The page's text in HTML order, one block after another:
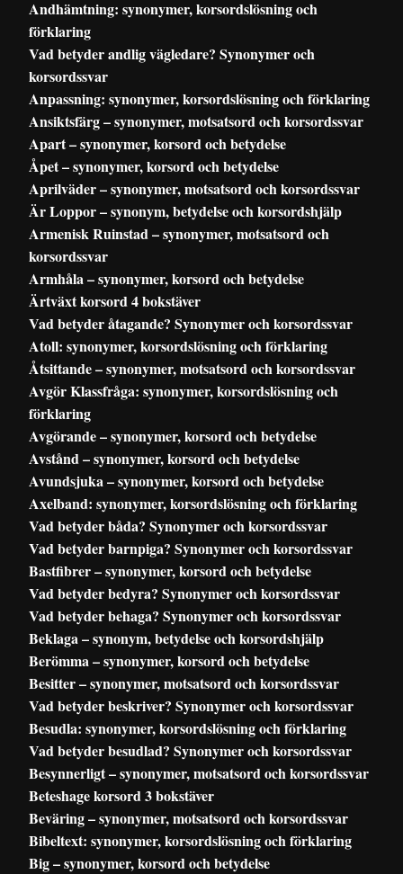
Andhämtning: synonymer, korsordslösning och
förklaring
Vad betyder andlig vägledare? Synonymer och
korsordssvar
Anpassning: synonymer, korsordslösning och förklaring
Ansiktsfärg – synonymer, motsatsord och korsordssvar
Apart – synonymer, korsord och betydelse
Åpet – synonymer, korsord och betydelse
Aprilväder – synonymer, motsatsord och korsordssvar
Är Loppor – synonym, betydelse och korsordshjälp
Armenisk Ruinstad – synonymer, motsatsord och
korsordssvar
Armhåla – synonymer, korsord och betydelse
Ärtväxt korsord 4 bokstäver
Vad betyder åtagande? Synonymer och korsordssvar
Atoll: synonymer, korsordslösning och förklaring
Åtsittande – synonymer, motsatsord och korsordssvar
Avgör Klassfråga: synonymer, korsordslösning och
förklaring
Avgörande – synonymer, korsord och betydelse
Avstånd – synonymer, korsord och betydelse
Avundsjuka – synonymer, korsord och betydelse
Axelband: synonymer, korsordslösning och förklaring
Vad betyder båda? Synonymer och korsordssvar
Vad betyder barnpiga? Synonymer och korsordssvar
Bastfibrer – synonymer, korsord och betydelse
Vad betyder bedyra? Synonymer och korsordssvar
Vad betyder behaga? Synonymer och korsordssvar
Beklaga – synonym, betydelse och korsordshjälp
Berömma – synonymer, korsord och betydelse
Besitter – synonymer, motsatsord och korsordssvar
Vad betyder beskriver? Synonymer och korsordssvar
Besudla: synonymer, korsordslösning och förklaring
Vad betyder besudlad? Synonymer och korsordssvar
Besynnerligt – synonymer, motsatsord och korsordssvar
Beteshage korsord 3 bokstäver
Beväring – synonymer, motsatsord och korsordssvar
Bibeltext: synonymer, korsordslösning och förklaring
Big – synonymer, korsord och betydelse